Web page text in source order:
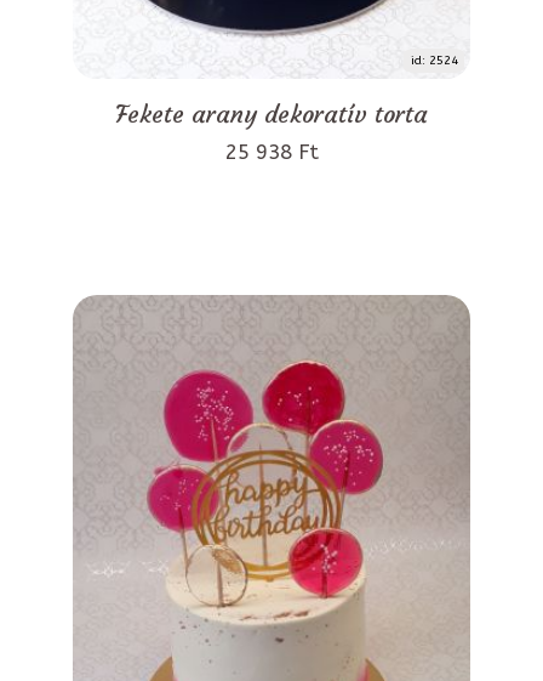
id: 2524
Fekete arany dekoratív torta
25 938 Ft